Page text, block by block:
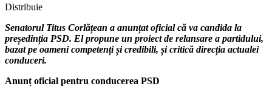
Distribuie
Senatorul Titus Corlățean a anunțat oficial că va candida la
președinția PSD. El propune un proiect de relansare a partidului,
bazat pe oameni competenți și credibili, și critică direcția actualei
conduceri.
Anunț oficial pentru conducerea PSD